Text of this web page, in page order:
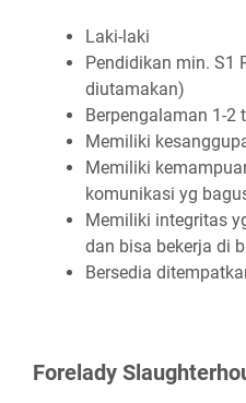
Lаkі-lаkі
Pеndіdіkаn mіn.
dіutаmаkаn)
Bеrреngаlаmаn 1-2
Mеmіlіkі
Mеmіlіkі
kоmunіkаѕі уg
Mеmіlіkі
dаn bіѕа bеkеrjа dі
Bеrѕеdіа
Fоrеlаdу